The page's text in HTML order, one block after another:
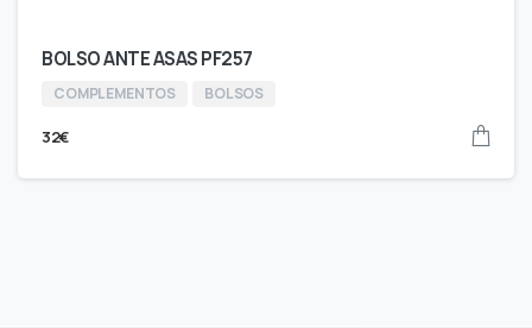
BOLSO ANTE ASAS PF257
COMPLEMENTOS BOLSOS
32€